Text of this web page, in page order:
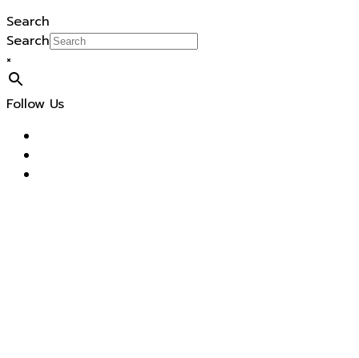
Search
Search
×
Follow Us